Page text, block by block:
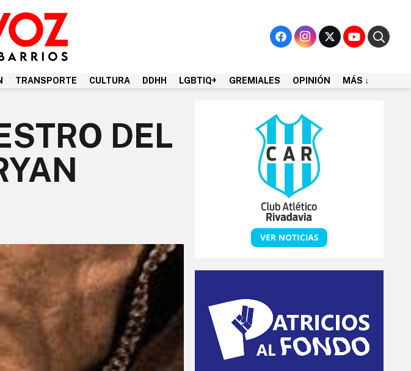
TRANSPORTE CULTURA DDHH LGBTIQ+ GREMIALES OPINIÓN MÁS ↓
DEL